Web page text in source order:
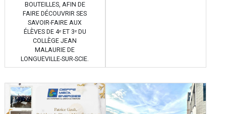
BOUTEILLES, AFIN DE
FAIRE DÉCOUVRIR SES
SAVOIR-FAIRE AUX
ÉLÈVES DE 4ᵉ ET 3ᵉ DU
COLLÈGE JEAN
MALAURIE DE
LONGUEVILLE-SUR-SCIE.